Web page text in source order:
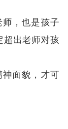
，也是孩子
超出老师对孩
面貌，才可